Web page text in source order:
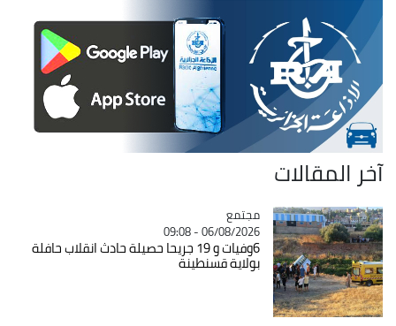
آخر المقالات
Catégorie
مجتمع
06/08/2026 - 09:08
6وفيات و 19 جريحا حصيلة حادث انقلاب حافلة
بولاية قسنطينة